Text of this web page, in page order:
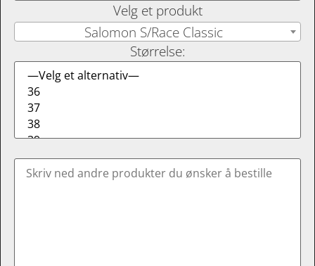
Velg et produkt
Salomon S/Race Classic
Størrelse: